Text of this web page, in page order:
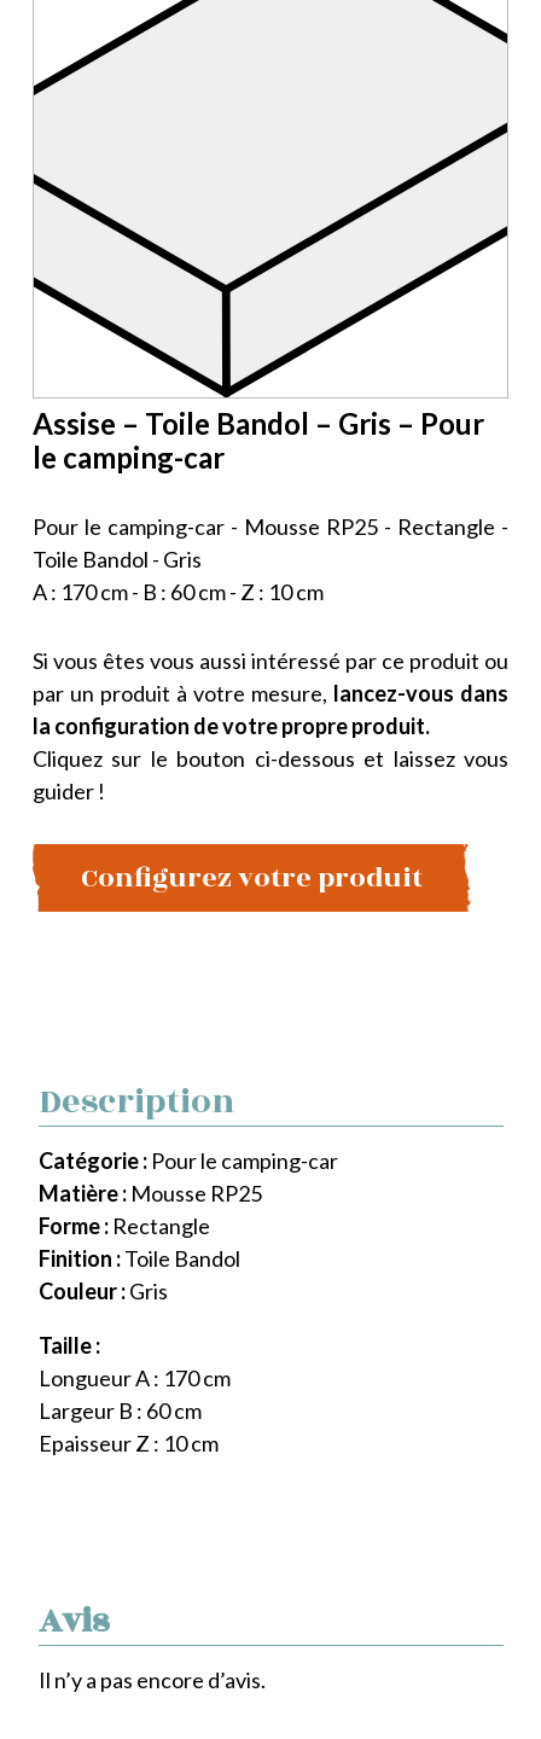
Assise – Toile Bandol – Gris – Pour
le camping-car
Pour le camping-car - Mousse RP25 - Rectangle -
Toile Bandol - Gris
A : 170 cm - B : 60 cm - Z : 10 cm
Si vous êtes vous aussi intéressé par ce produit ou
par un produit à votre mesure, lancez-vous dans
la configuration de votre propre produit.
Cliquez sur le bouton ci-dessous et laissez vous
guider !
Configurez votre produit
Avis
Il n’y a pas encore d’avis.
Description
Catégorie : Pour le camping-car
Matière : Mousse RP25
Forme : Rectangle
Finition :Toile Bandol
Couleur :Gris
Taille :
Longueur A : 170 cm
Largeur B : 60 cm
Epaisseur Z : 10 cm